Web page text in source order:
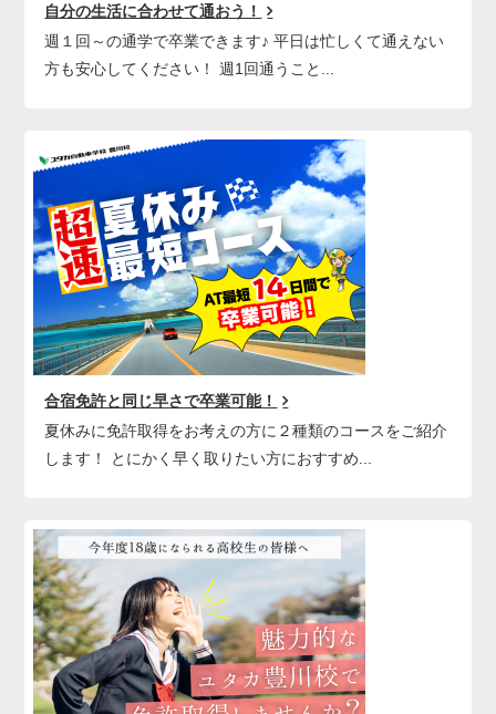
自分の生活に合わせて通おう！
週１回～の通学で卒業できます♪ 平日は忙しくて通えない
方も安心してください！ 週1回通うこと...
合宿免許と同じ早さで卒業可能！
夏休みに免許取得をお考えの方に２種類のコースをご紹介
します！ とにかく早く取りたい方におすすめ...